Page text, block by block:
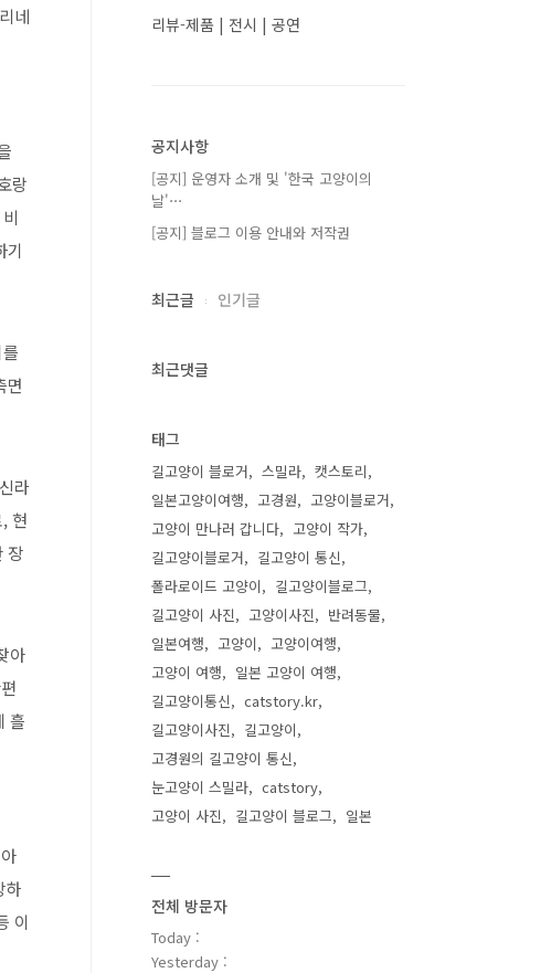
네
랑
기
면
라
현
장
아
흘
하
이
리뷰-제품 | 전시 | 공연
공지사항
[공지] 운영자 소개 및 '한국 고양이의
날'⋯
[공지] 블로그 이용 안내와 저작권
최근글 인기글
최근댓글
태그
길고양이 블로거 스밀라
캣스토리
일본고양이여행
고경원
고양이블로거
고양이 만나러 갑니다
고양이 작가
길고양이블로거
길고양이 통신
폴라로이드 고양이
길고양이블로그
길고양이 사진
고양이사진
반려동물
일본여행
고양이
고양이여행
고양이 여행
일본 고양이 여행
길고양이통신
catstory.kr
길고양이사진
길고양이
고경원의 길고양이 통신
눈고양이 스밀라
catstory
고양이 사진
길고양이 블로그 일본
전체 방문자
Today :
Yesterday :